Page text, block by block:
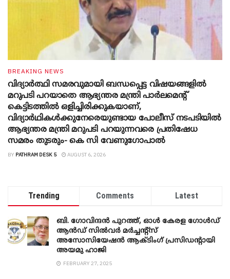
BREAKING NEWS
വിദ്യാർത്ഥി സമരവുമായി ബന്ധപ്പെട്ട വിഷയങ്ങളിൽ
മറുപടി പറയാതെ ആഭ്യന്തര മന്ത്രി പാർലമെന്റ്
കെട്ടിടത്തിൽ ഒളിച്ചിരിക്കുകയാണ്,
വിദ്യാർഥികൾക്കുനേരെയുണ്ടായ പോലീസ് നടപടിയിൽ
ആഭ്യന്തര മന്ത്രി മറുപടി പറയുന്നവരെ പ്രതിഷേധ
സമരം തുടരും- കെ സി വേണു​ഗോപാൽ
BY PATHRAM DESK 5 AUGUST 6, 2026
Trending Comments Latest
ബി. ​ഗോവിന്ദൻ പുറത്ത്, ഓൾ കേരള ഗോൾഡ്
ആൻഡ് സിൽവർ മർച്ചന്റ്സ്
അസോസിയേഷൻ ആക്ടിംഗ് പ്രസിഡന്റായി
അയമു ഹാജി
FEBRUARY 27, 2025